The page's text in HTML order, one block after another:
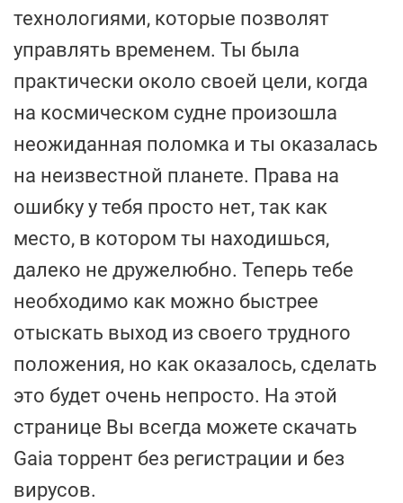
технологиями, которые позволят
управлять временем. Ты была
практически около своей цели, когда
на космическом судне произошла
неожиданная поломка и ты оказалась
на неизвестной планете. Права на
ошибку у тебя просто нет, так как
место, в котором ты находишься,
далеко не дружелюбно. Теперь тебе
необходимо как можно быстрее
отыскать выход из своего трудного
положения, но как оказалось, сделать
это будет очень непросто. На этой
странице Вы всегда можете скачать
Gaia торрент без регистрации и без
вирусов.